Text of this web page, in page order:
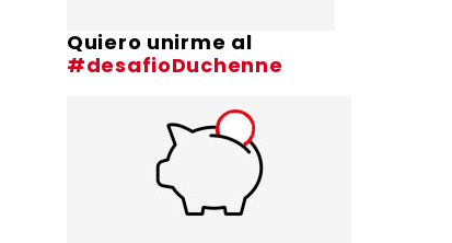
Quiero unirme al
#desafioDuchenne